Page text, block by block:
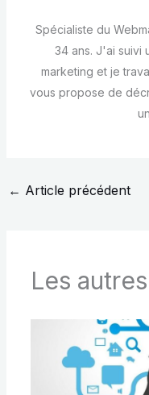
Spécialiste du
34 ans. J'ai suivi
marketing et je
vous propose de
← Article précédent
Les